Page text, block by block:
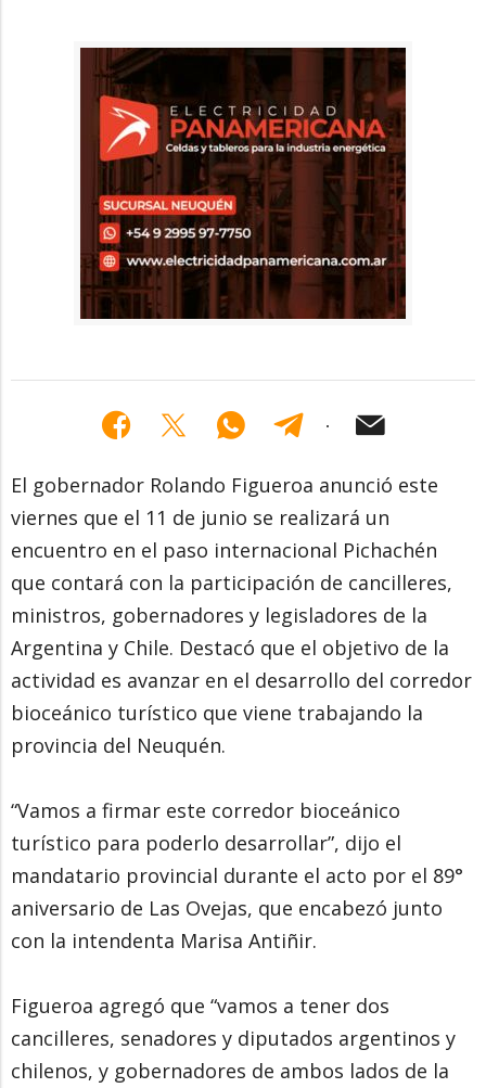
El gobernador Rolando Figueroa anunció este
viernes que el 11 de junio se realizará un
encuentro en el paso internacional Pichachén
que contará con la participación de cancilleres,
ministros, gobernadores y legisladores de la
Argentina y Chile. Destacó que el objetivo de la
actividad es avanzar en el desarrollo del corredor
bioceánico turístico que viene trabajando la
provincia del Neuquén.
“Vamos a firmar este corredor bioceánico
turístico para poderlo desarrollar”, dijo el
mandatario provincial durante el acto por el 89°
aniversario de Las Ovejas, que encabezó junto
con la intendenta Marisa Antiñir.
Figueroa agregó que “vamos a tener dos
cancilleres, senadores y diputados argentinos y
chilenos, y gobernadores de ambos lados de la